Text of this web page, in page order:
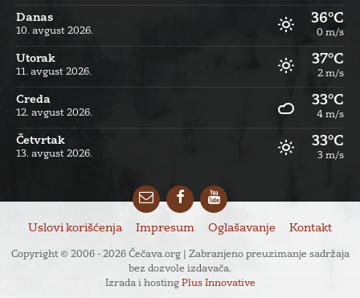
Danas
10. avgust 2026.
36°C
0 m/s
Utorak
11. avgust 2026.
37°C
2 m/s
Creda
12. avgust 2026.
33°C
4 m/s
Četvrtak
13. avgust 2026.
33°C
3 m/s
EmailFacebookYouTube
Uslovi korišćenja Impresum Oglašavanje Kontakt
Copyright © 2006 - 2026 Čečava.org | Zabranjeno preuzimanje sadržaja
bez dozvole izdavača.
Izrada i hosting Plus Innovative